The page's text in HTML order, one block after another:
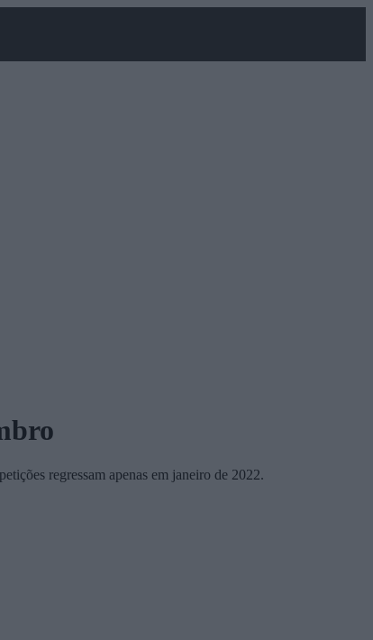
regressam apenas em janeiro de 2022.